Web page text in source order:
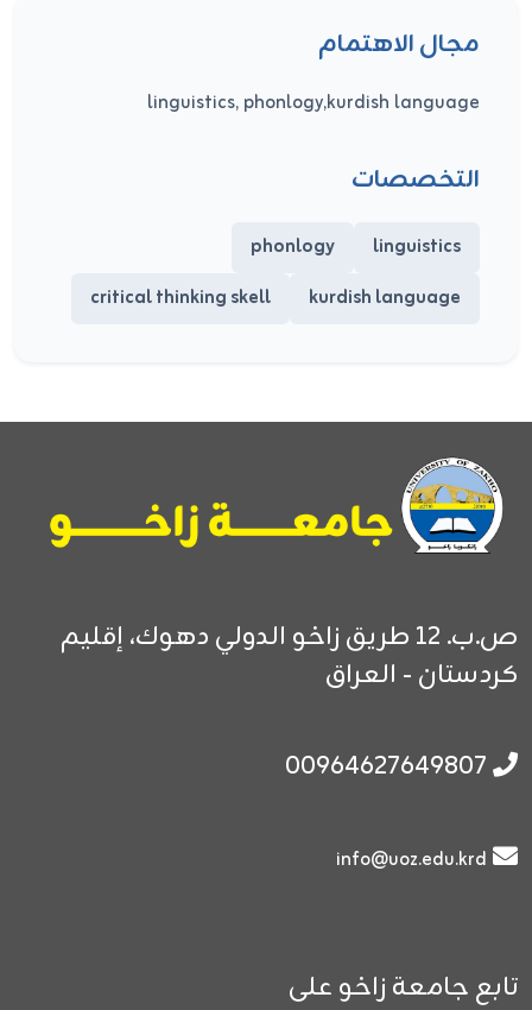
مجال الاهتمام
linguistics, phonlogy,kurdish language
التخصصات
linguistics
phonlogy
kurdish language
critical thinking skell
ص.ب. 12 طريق زاخو الدولي دهوك، إقليم
كردستان - العراق
00964627649807
info@uoz.edu.krd
تابع جامعة زاخو على